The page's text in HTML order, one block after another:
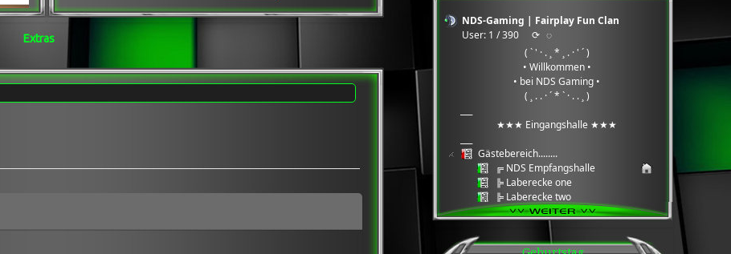
Extras
NDS-Gaming | Fairplay Fun Clan
User: 1 / 390
⟳ ◌
( ` ' · . ¸ * ¸ . · ' ´ )
• Willkommen •
• bei NDS Gaming •
( ¸ . . · ´ * ` · . . ¸ )
★★★ Eingangshalle ★★★
Gästebereich........
╔ NDS Empfangshalle
╠ Laberecke one
╠ Laberecke two
╠ Laberecke three
╠ Daten Cloud
╚ Wartungsbereich Serverarbeiten